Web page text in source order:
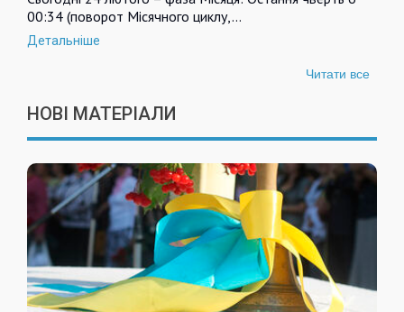
00:34 (поворот Місячного циклу,…
Детальніше
Читати все
НОВІ МАТЕРІАЛИ